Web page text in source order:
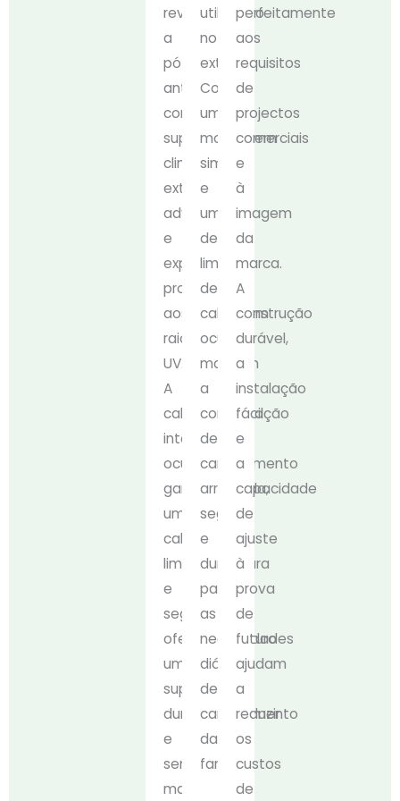
revestido
a
pó
anti-
corrosão,
suportam
climas
exteriores
adversos
e
exposição
prolongada
aos
raios
UV.
A
calha
interna
oculta
garante
uma
cablagem
limpa
e
segura,
oferecendo
um
suporte
duradouro
e
sem
manutenção
utilização
no
exterior.
Com
uma
montagem
simples
e
um
design
limpo
de
cablagem
oculta,
mantém
a
configuração
de
carregamento
arrumada,
segura
e
duradoura
para
as
necessidades
diárias
de
carregamento
da
família.
perfeitamente
aos
requisitos
de
projectos
comerciais
e
à
imagem
da
marca.
A
construção
durável,
a
instalação
fácil
e
a
capacidade
de
ajuste
à
prova
de
futuro
ajudam
a
reduzir
os
custos
de